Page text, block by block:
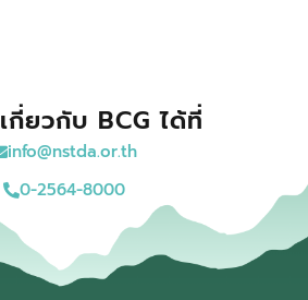
กี่ยวกับ BCG ได้ที่
info@nstda.or.th
0-2564-8000